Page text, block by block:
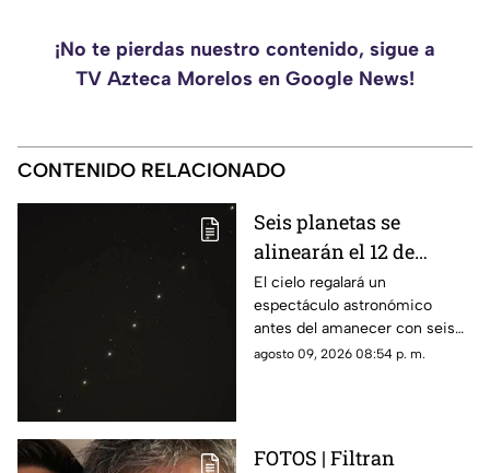
¡No te pierdas nuestro contenido, sigue a
TV Azteca Morelos en Google News!
CONTENIDO RELACIONADO
Seis planetas se
alinearán el 12 de
agosto: así podrás
observar el fenómeno
desde Morelos
El cielo regalará un
espectáculo astronómico
antes del amanecer con seis
planetas visibles desde
agosto 09, 2026 08:54 p. m.
FOTOS | Filtran